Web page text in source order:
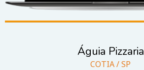
Águia Pizzaria
COTIA / SP